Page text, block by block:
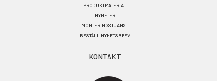
PRODUKTMATERIAL
NYHETER
MONTERINGSTJÄNST
BESTÄLL NYHETSBREV
KONTAKT